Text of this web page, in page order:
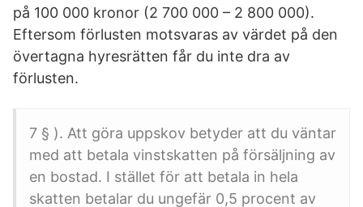
på 100 000 kronor (2 700 000 – 2 800 000).
Eftersom förlusten motsvaras av värdet på den
övertagna hyresrätten får du inte dra av
förlusten.
7 § ). Att göra uppskov betyder att du väntar
med att betala vinstskatten på försäljning av
en bostad. I stället för att betala in hela
skatten betalar du ungefär 0,5 procent av